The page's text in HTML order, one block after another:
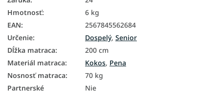
Hmotnosť:
6 kg
EAN:
2567845562684
Určenie: Dospelý, Senior
Dĺžka matraca:
200 cm
Materiál matraca: Kokos, Pena
Nosnosť matraca:
70 kg
Partnerské
Nie